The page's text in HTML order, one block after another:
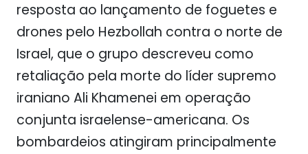
resposta ao lançamento de foguetes e
drones pelo Hezbollah contra o norte de
Israel, que o grupo descreveu como
retaliação pela morte do líder supremo
iraniano Ali Khamenei em operação
conjunta israelense-americana. Os
bombardeios atingiram principalmente